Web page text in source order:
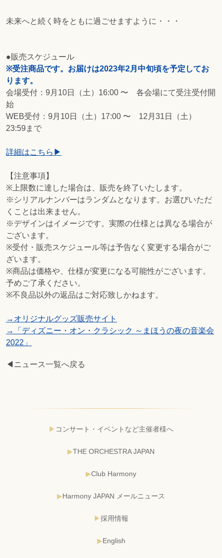
未来へと続く時をともに過ごせますように・・・
●販売スケジュール
※受注商品です。お届けは2023年2月中旬頃を予定してお
ります。
会場受付：9月10日（土）16:00 〜 各会場にて受注受付開
始
WEB受付：9月10日（土）17:00 〜 12月31日（土）
23:59まで
詳細はこちら▶︎
【注意事項】
※上限数に達した場合は、販売を終了いたします。
※シリアルナンバーはランダムとなります。お選びいただ
くことは出来ません。
※デザインはイメージです。実際の仕様とは異なる場合が
ございます。
※受付・販売スケジュール等は予告なく変更する場合がご
ざいます。
※商品は価格や、仕様が変更になる可能性がございます。
予めご了承ください。
※不良品以外の返品はご対応致しかねます。
→オリジナルグッズ販売サイト
→「ディズニー・オン・クラシック ～まほうの夜の音楽会
2022」
◀ニュース一覧へ戻る
コンサート・イベントなど主催者様へ
THE ORCHESTRA JAPAN
Club Harmony
Harmony JAPAN メールニュース
採用情報
English